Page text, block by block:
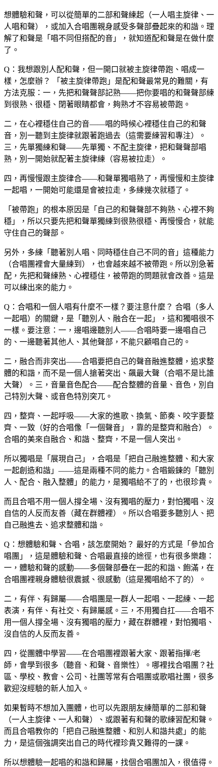
想體驗和聲，可以從簡單的二部和聲練起（一人唱主旋律、一
人唱和聲），或加入合唱團親身感受多聲部疊起來的和諧。理
解了和聲是「唱不同但搭配的音」，就知道配和聲是在做什麼
了。
Q：我想跟別人配和聲，但一開口就被主旋律帶跑、唱成一
樣，怎麼辦？
「被主旋律帶跑」是配和聲最常見的難關，有
方法克服：一，先把和聲聲部記熟——把你要唱的和聲聲部練
到很熟、很穩、閉著眼睛都會，夠熟才不容易被帶跑。
二，在心裡穩住自己的音——唱的時候心裡穩住自己的和聲
音，別一聽到主旋律就跟著跑過去（這需要練習和專注）。
三，先單獨練和聲——先單獨、不配主旋律，把和聲聲部唱
熟，別一開始就配著主旋律練（容易被拉走）。
四，再慢慢跟主旋律合——和聲單獨唱熟了，再慢慢和主旋律
一起唱，一開始可能還是會被拉走，多練幾次就穩了。
「被帶跑」的根本原因是「自己的和聲聲部不夠熟、心裡不夠
穩」，所以只要先把和聲單獨練到很熟很穩、再慢慢合，就能
守住自己的聲部。
另外，多練「聽著別人唱、同時穩住自己不同的音」這種能力
（合唱團裡會大量練到），也會越來越不被帶跑。所以別急著
配，先把和聲練熟、心裡穩住，被帶跑的問題就會改善。這是
可以練出來的能力。
Q：合唱和一個人唱有什麼不一樣？要注意什麼？ 合唱（多人
一起唱）的關鍵，是「聽別人、融合在一起」，這和獨唱很不
一樣。要注意：一，邊唱邊聽別人——合唱時要一邊唱自己
的、一邊聽著其他人、其他聲部，不能只顧唱自己的。
二，融合而非突出——合唱要把自己的聲音融進整體，追求整
體的和諧，而不是一個人搶著突出、飆最大聲（合唱不是比誰
大聲）。三，音量音色配合——配合整體的音量、音色，別自
己特別大聲、或音色特別突兀。
四，整齊、一起呼吸——大家的進歌、換氣、節奏、咬字要整
齊、一致（好的合唱像「一個聲音」，靠的是整齊和融合）。
合唱的美來自融合、和諧、整齊，不是一個人突出。
所以獨唱是「展現自己」，合唱是「把自己融進整體、和大家
一起創造和諧」——這是兩種不同的能力。合唱鍛鍊的「聽別
人、配合、融入整體」的能力，是獨唱給不了的，也很珍貴。
而且合唱不用一個人撐全場、沒有獨唱的壓力，對怕獨唱、沒
自信的人反而友善（藏在群體裡）。所以合唱要多聽別人、把
自己融進去、追求整體和諧。
Q：想體驗和聲、合唱，該怎麼開始？ 最好的方式是「參加合
唱團」，這是體驗和聲、合唱最直接的途徑，也有很多樂趣：
一，體驗和聲的感動——多個聲部疊在一起的和諧、飽滿，在
合唱團裡親身體驗很震撼、很感動（這是獨唱給不了的）。
二，有伴、有歸屬——合唱團是一群人一起唱、一起練、一起
表演，有伴、有社交、有歸屬感。三，不用獨自扛——合唱不
用一個人撐全場、沒有獨唱的壓力，藏在群體裡，對怕獨唱、
沒自信的人反而友善。
四，從團體中學習——在合唱團裡跟著大家、跟著指揮/老
師，會學到很多（聽音、和聲、音樂性）。哪裡找合唱團？社
區、學校、教會、公司、社團等常有合唱團或歌唱社團，很多
歡迎沒經驗的新人加入。
如果暫時不想加入團體，也可以先跟朋友練簡單的二部和聲
（一人主旋律、一人和聲）、或跟著有和聲的歌練習配和聲。
而且合唱教你的「把自己融進整體、和別人和諧共處」的能
力，是這個強調突出自己的時代裡珍貴又難得的一課。
所以想體驗一起唱的和諧和歸屬，找個合唱團加入，很值得。